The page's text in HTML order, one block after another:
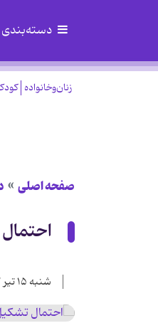
دسته‌بندی
زنان‌وخانواده
صفحه اصلی
شنبه ۱۵ تیر ۱۳۹۲ - ۰۰:۰۰